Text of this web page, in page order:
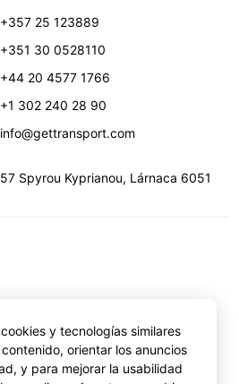
+357 25 123889
+351 30 0528110
+44 20 4577 1766
+1 302 240 28 90
info@gettransport.com
57 Spyrou Kyprianou, Lárnaca 6051
Limited. GetTransport®
y tecnologías similares
orientar los anuncios
y para mejorar la usabilidad